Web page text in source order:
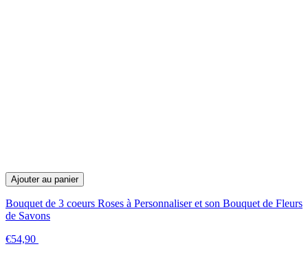
Ajouter au panier
Bouquet de 3 coeurs Roses à Personnaliser et son Bouquet de Fleurs
de Savons
€54,90